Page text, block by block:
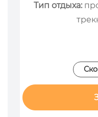
Тип отдыха: